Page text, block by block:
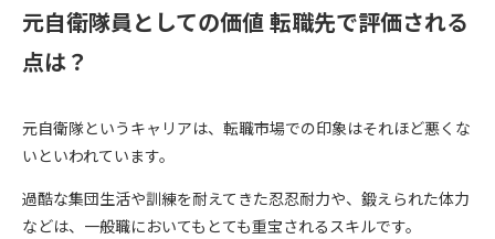
元自衛隊員としての価値 転職先で評価される
点は？
元自衛隊というキャリアは、転職市場での印象はそれほど悪くな
いといわれています。
過酷な集団生活や訓練を耐えてきた忍忍耐力や、鍛えられた体力
などは、一般職においてもとても重宝されるスキルです。